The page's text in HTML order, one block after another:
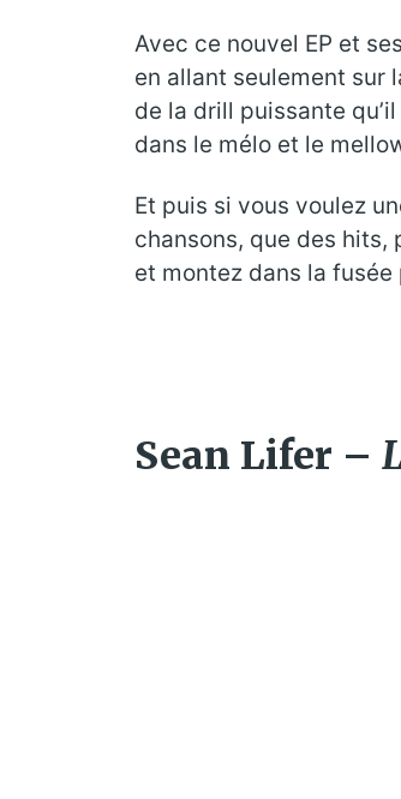
Avec ce nouvel EP et
en allant seulement sur
de la drill puissante
dans le mélo et le
Et puis si vous voulez
chansons, que des hits,
et montez dans la fusée
Sean Lifer –